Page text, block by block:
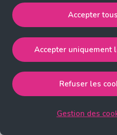
Cliquez sur 'Gestion des
Notre politique de cookies
Accepter tous les cookies
strictement nécessaires,
publicité ciblée.
Accepter uniquement les
les cookies strictement
Accepter
Accepter uniquement
Refuser les
Gestion des